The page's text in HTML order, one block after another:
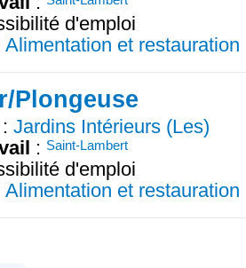
d'emploi
Alimentation et restauration
Plongeuse
: Jardins Intérieurs (Les)
: Saint-Lambert
d'emploi
Alimentation et restauration